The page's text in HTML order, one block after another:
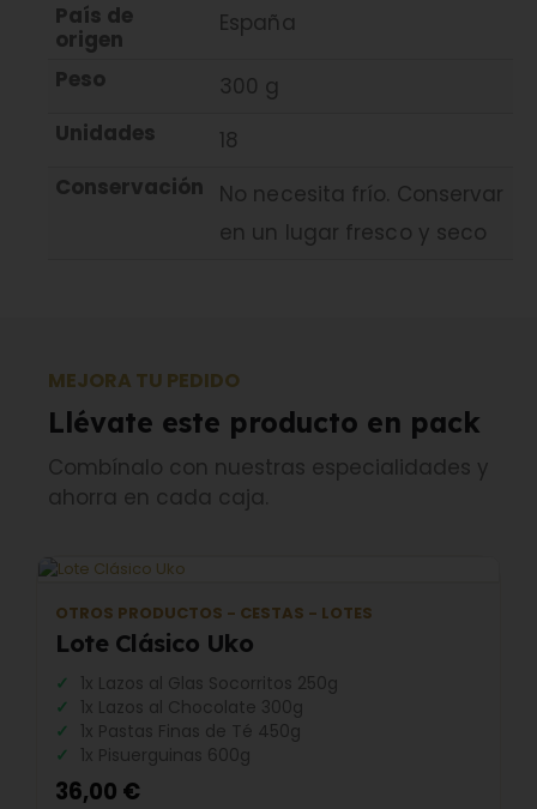
País de
origen
España
Peso
300 g
Unidades
18
Conservación
No necesita frío. Conservar
en un lugar fresco y seco
MEJORA TU PEDIDO
Llévate este producto en pack
Combínalo con nuestras especialidades y
ahorra en cada caja.
OTROS PRODUCTOS - CESTAS - LOTES
Lote Clásico Uko
1x Lazos al Glas Socorritos 250g
1x Lazos al Chocolate 300g
1x Pastas Finas de Té 450g
1x Pisuerguinas 600g
36,00 €